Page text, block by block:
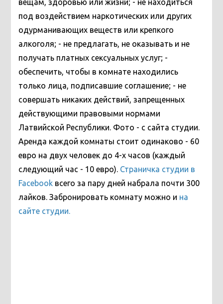
вещам, здоровью или жизни; - не находиться
под воздействием наркотических или других
одурманивающих веществ или крепкого
алкоголя; - не предлагать, не оказывать и не
получать платных сексуальных услуг; -
обеспечить, чтобы в комнате находились
только лица, подписавшие соглашение; - не
совершать никаких действий, запрещенных
действующими правовыми нормами
Латвийской Республики. Фото - с сайта студии.
Аренда каждой комнаты стоит одинаково - 60
евро на двух человек до 4-х часов (каждый
следующий час - 10 евро). Страничка студии в
Facebook всего за пару дней набрала почти 300
лайков. Забронировать комнату можно и на
сайте студии.